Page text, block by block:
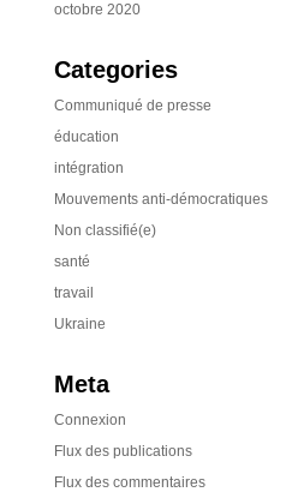
octobre 2020
Categories
Communiqué de presse
éducation
intégration
Mouvements anti-démocratiques
Non classifié(e)
santé
travail
Ukraine
Meta
Connexion
Flux des publications
Flux des commentaires